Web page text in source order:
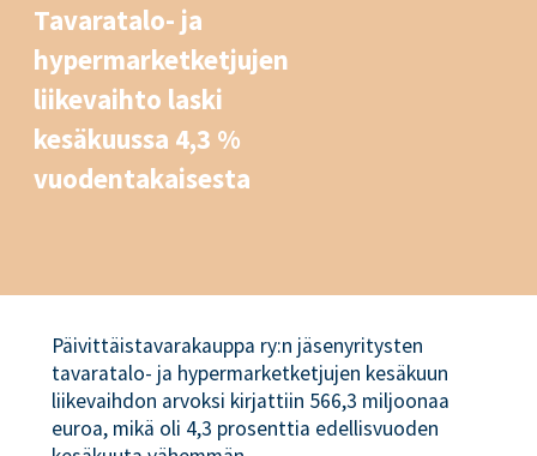
Tavaratalo- ja
hypermarketketjujen
liikevaihto laski
kesäkuussa 4,3 %
vuodentakaisesta
Päivittäistavarakauppa ry:n jäsenyritysten
tavaratalo- ja hypermarketketjujen kesäkuun
liikevaihdon arvoksi kirjattiin 566,3 miljoonaa
euroa, mikä oli 4,3 prosenttia edellisvuoden